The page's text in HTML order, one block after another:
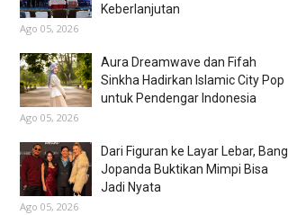
Keberlanjutan
Ago 05, 2026
Aura Dreamwave dan Fifah
Sinkha Hadirkan Islamic City Pop
untuk Pendengar Indonesia
Ago 05, 2026
Dari Figuran ke Layar Lebar, Bang
Jopanda Buktikan Mimpi Bisa
Jadi Nyata
Ago 05, 2026